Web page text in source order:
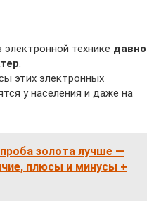
технике давно
.
этих электронных
у населения и даже на
золота лучше —
плюсы и минусы +